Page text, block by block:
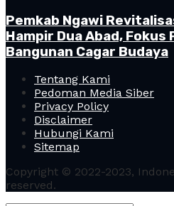
Pemkab Ngawi
Hampir Dua Abad, Fokus
Bangunan Cagar Budaya
Tentang Kami
Pedoman Media Siber
Privacy Policy
Disclaimer
Hubungi Kami
Sitemap
Copyright © 2022-2023,
reserved.